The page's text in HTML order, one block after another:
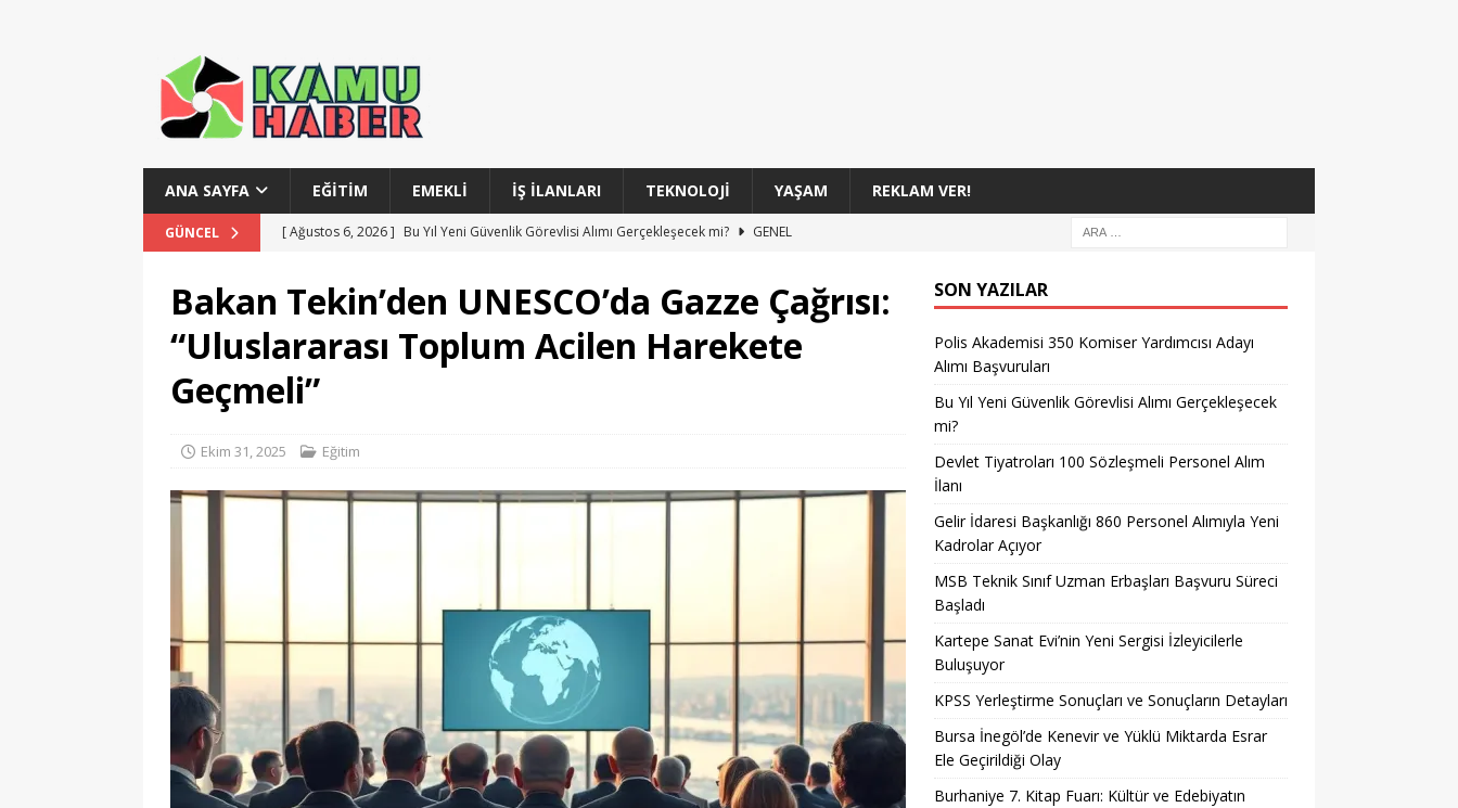
ANA SAYFA EĞITIM EMEKLI İŞ İLANLARI TEKNOLOJI YAŞAM REKLAM VER!
GÜNCEL [ Ağustos 6, 2026 ] Bu Yıl Yeni Güvenlik Görevlisi Alımı Gerçekleşecek mi?
GENEL
[ Ağustos 6, 2026 ] Gelir İdaresi Başkanlığı 860 Personel Alımıyla Yeni Kadrolar Açıyor
GENEL
[ Temmuz 28, 2026 ] MSB Teknik Sınıf Uzman Erbaşları Başvuru Süreci Başladı
GENEL
[ Ağustos 6, 2026 ]
Bakan Tekin’den UNESCO’da Gazze Çağrısı:
“Uluslararası Toplum Acilen Harekete
Geçmeli”
Ekim 31, 2025 Eğitim
SON YAZILAR
Polis Akademisi 350 Komiser Yardımcısı Adayı
Alımı Başvuruları
Bu Yıl Yeni Güvenlik Görevlisi Alımı Gerçekleşecek
mi?
Devlet Tiyatroları 100 Sözleşmeli Personel Alım
İlanı
Gelir İdaresi Başkanlığı 860 Personel Alımıyla Yeni
Kadrolar Açıyor
MSB Teknik Sınıf Uzman Erbaşları Başvuru Süreci
Başladı
Kartepe Sanat Evi’nin Yeni Sergisi İzleyicilerle
Buluşuyor
KPSS Yerleştirme Sonuçları ve Sonuçların Detayları
Bursa İnegöl’de Kenevir ve Yüklü Miktarda Esrar
Ele Geçirildiği Olay
Burhaniye 7. Kitap Fuarı: Kültür ve Edebiyatın